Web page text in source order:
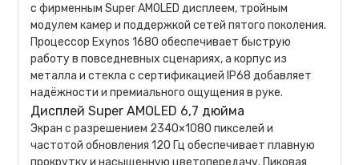
с фирменным Super AMOLED дисплеем, тройным
модулем камер и поддержкой сетей пятого поколения.
Процессор Exynos 1680 обеспечивает быструю
работу в повседневных сценариях, а корпус из
металла и стекла с сертификацией IP68 добавляет
надёжности и премиального ощущения в руке.
Дисплей Super AMOLED 6,7 дюйма
Экран с разрешением 2340×1080 пикселей и
частотой обновления 120 Гц обеспечивает плавную
прокрутку и насыщенную цветопередачу. Пиковая